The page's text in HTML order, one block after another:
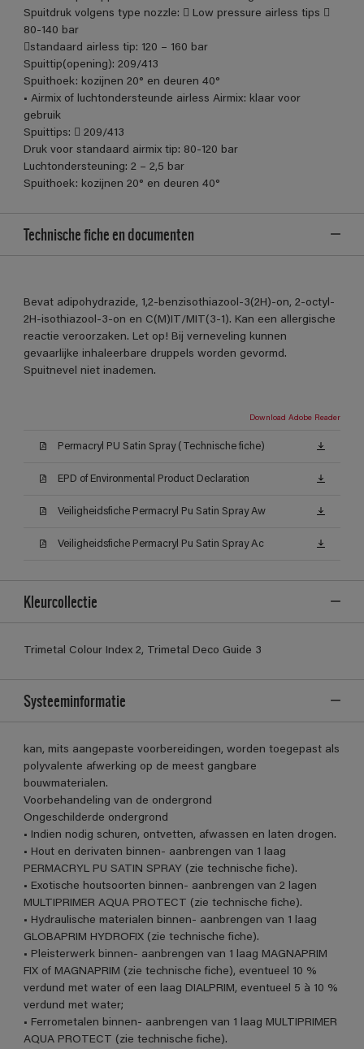
Spuitdruk volgens type nozzle:  Low pressure airless tips 
80-140 bar
standaard airless tip: 120 – 160 bar
Spuittip(opening): 209/413
Spuithoek: kozijnen 20° en deuren 40°
• Airmix of luchtondersteunde airless Airmix: klaar voor
gebruik
Spuittips:  209/413
Druk voor standaard airmix tip: 80-120 bar
Luchtondersteuning: 2 – 2,5 bar
Spuithoek: kozijnen 20° en deuren 40°
Technische fiche en documenten
Bevat adipohydrazide, 1,2-benzisothiazool-3(2H)-on, 2-octyl-
2H-isothiazool-3-on en C(M)IT/MIT(3-1). Kan een allergische
reactie veroorzaken. Let op! Bij verneveling kunnen
gevaarlijke inhaleerbare druppels worden gevormd.
Spuitnevel niet inademen.
Download Adobe Reader
Permacryl PU Satin Spray (Technische fiche)
EPD of Environmental Product Declaration
Veiligheidsfiche Permacryl Pu Satin Spray Aw
Veiligheidsfiche Permacryl Pu Satin Spray Ac
Kleurcollectie
Trimetal Colour Index 2, Trimetal Deco Guide 3
Systeeminformatie
kan, mits aangepaste voorbereidingen, worden toegepast als
polyvalente afwerking op de meest gangbare
bouwmaterialen.
Voorbehandeling van de ondergrond
Ongeschilderde ondergrond
• Indien nodig schuren, ontvetten, afwassen en laten drogen.
• Hout en derivaten binnen- aanbrengen van 1 laag
PERMACRYL PU SATIN SPRAY (zie technische fiche).
• Exotische houtsoorten binnen- aanbrengen van 2 lagen
MULTIPRIMER AQUA PROTECT (zie technische fiche).
• Hydraulische materialen binnen- aanbrengen van 1 laag
GLOBAPRIM HYDROFIX (zie technische fiche).
• Pleisterwerk binnen- aanbrengen van 1 laag MAGNAPRIM
FIX of MAGNAPRIM (zie technische fiche), eventueel 10 %
verdund met water of een laag DIALPRIM, eventueel 5 à 10 %
verdund met water;
• Ferrometalen binnen- aanbrengen van 1 laag MULTIPRIMER
AQUA PROTECT (zie technische fiche).